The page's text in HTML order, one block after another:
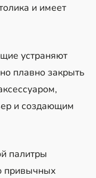
и имеет
устраняют
плавно закрыть
и создающим
палитры
привычных